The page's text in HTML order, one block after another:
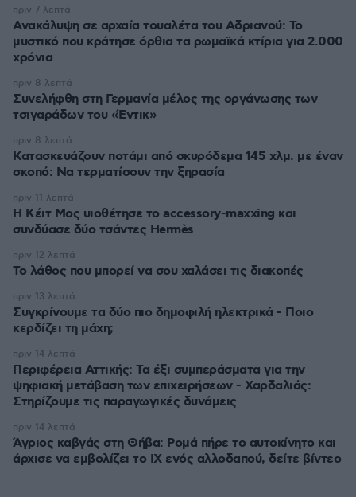
Ανακάλυψη σε αρχαία τουαλέτα του Αδριανού: Το
μυστικό που κράτησε όρθια τα ρωμαϊκά κτίρια για 2.000
χρόνια
πριν 7 λεπτά
Συνελήφθη στη Γερμανία μέλος της οργάνωσης των
τσιγαράδων του «Έντικ»
πριν 8 λεπτά
Κατασκευάζουν ποτάμι από σκυρόδεμα 145 χλμ. με έναν
σκοπό: Να τερματίσουν την ξηρασία
πριν 8 λεπτά
Η Κέιτ Μος υιοθέτησε τo accessory-maxxing και
συνδύασε δύο τσάντες Hermès
πριν 11 λεπτά
Το λάθος που μπορεί να σου χαλάσει τις διακοπές
πριν 12 λεπτά
Συγκρίνουμε τα δύο πιο δημοφιλή ηλεκτρικά - Ποιο
κερδίζει τη μάχη;
πριν 13 λεπτά
Περιφέρεια Αττικής: Τα έξι συμπεράσματα για την
ψηφιακή μετάβαση των επιχειρήσεων - Χαρδαλιάς:
Στηρίζουμε τις παραγωγικές δυνάμεις
πριν 14 λεπτά
Άγριος καβγάς στη Θήβα: Ρομά πήρε το αυτοκίνητο και
άρχισε να εμβολίζει το ΙΧ ενός αλλοδαπού, δείτε βίντεο
πριν 14 λεπτά